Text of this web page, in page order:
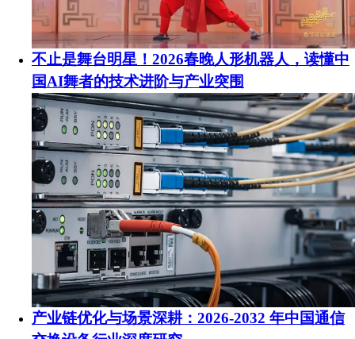
不止是舞台明星！2026春晚人形机器人，读懂中
国AI舞者的技术进阶与产业突围
产业链优化与场景深耕：2026-2032 年中国通信